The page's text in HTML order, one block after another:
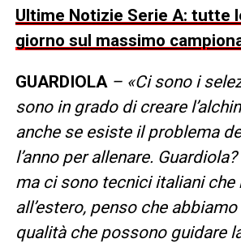
Ultime Notizie Serie A: tutte
giorno sul massimo
GUARDIOLA – «Ci sono i
sono in grado di creare
anche se esiste il problema
l’anno per allenare.
ma ci sono tecnici italiani che
all’estero, penso che
qualità che possono guidare